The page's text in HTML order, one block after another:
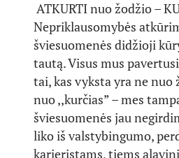
ATKURTI nuo žodžio –
Nepriklausomybės
šviesuomenės didžioji
tautą. Visus mus
tai, kas vyksta yra ne nuo
nuo ,,kurčias” – mes
šviesuomenės jau
liko iš valstybingumo,
karjeristams, tiems